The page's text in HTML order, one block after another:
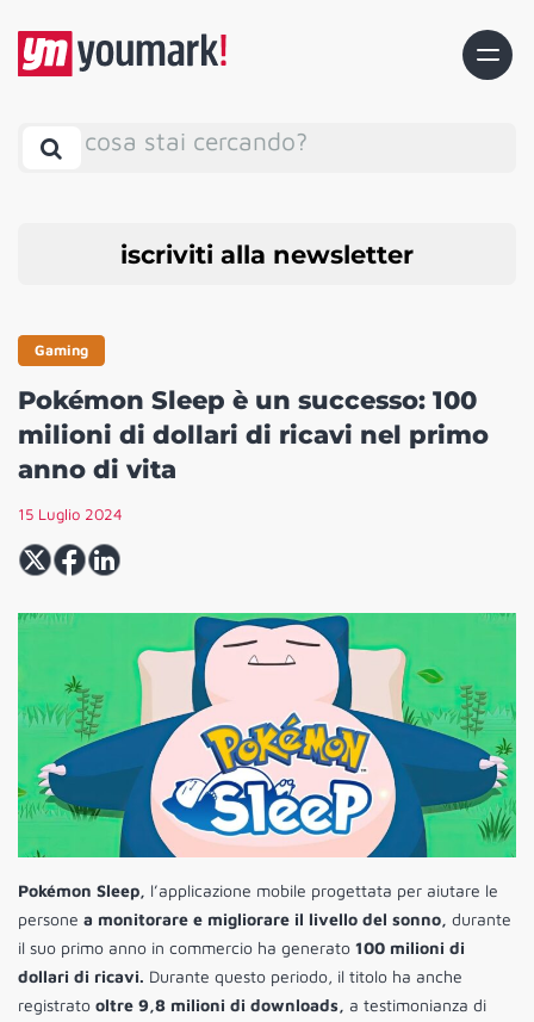
cosa stai cercando?
iscriviti alla newsletter
Gaming
Pokémon Sleep è un successo: 100
milioni di dollari di ricavi nel primo
anno di vita
15 Luglio 2024
Pokémon Sleep, l’applicazione mobile progettata per aiutare le
persone a monitorare e migliorare il livello del sonno, durante
il suo primo anno in commercio ha generato 100 milioni di
dollari di ricavi. Durante questo periodo, il titolo ha anche
registrato oltre 9,8 milioni di downloads, a testimonianza di